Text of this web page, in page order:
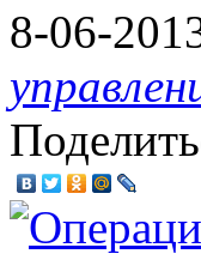
8-06-